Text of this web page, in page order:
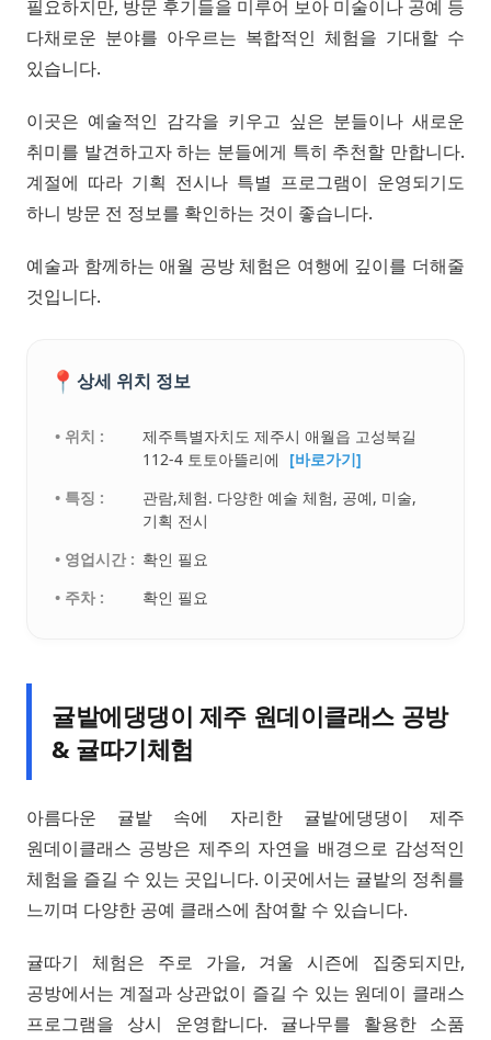
필요하지만, 방문 후기들을 미루어 보아 미술이나 공예 등
다채로운 분야를 아우르는 복합적인 체험을 기대할 수
있습니다.
이곳은 예술적인 감각을 키우고 싶은 분들이나 새로운
취미를 발견하고자 하는 분들에게 특히 추천할 만합니다.
계절에 따라 기획 전시나 특별 프로그램이 운영되기도
하니 방문 전 정보를 확인하는 것이 좋습니다.
예술과 함께하는 애월 공방 체험은 여행에 깊이를 더해줄
것입니다.
📍 상세 위치 정보
• 위치 :
제주특별자치도 제주시 애월읍 고성북길
112-4 토토아뜰리에
[바로가기]
• 특징 :
관람,체험. 다양한 예술 체험, 공예, 미술,
기획 전시
• 영업시간 : 확인 필요
• 주차 :
확인 필요
귤밭에댕댕이 제주 원데이클래스 공방
& 귤따기체험
아름다운 귤밭 속에 자리한 귤밭에댕댕이 제주
원데이클래스 공방은 제주의 자연을 배경으로 감성적인
체험을 즐길 수 있는 곳입니다. 이곳에서는 귤밭의 정취를
느끼며 다양한 공예 클래스에 참여할 수 있습니다.
귤따기 체험은 주로 가을, 겨울 시즌에 집중되지만,
공방에서는 계절과 상관없이 즐길 수 있는 원데이 클래스
프로그램을 상시 운영합니다. 귤나무를 활용한 소품